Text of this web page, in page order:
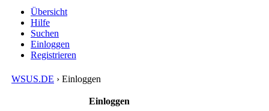
Übersicht
Hilfe
Suchen
Einloggen
Registrieren
WSUS.DE › Einloggen
Einloggen